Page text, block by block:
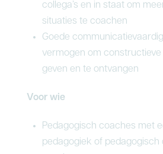
collega’s en in staat om
situaties te coachen
Goede
vermogen om
geven en te ontvangen
Voor wie
Pedagogisch coaches met
pedagogiek of pedagogisch